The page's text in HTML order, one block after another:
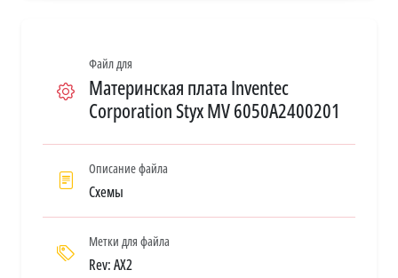
Файл для
Материнская плата Inventec
Corporation Styx MV 6050A2400201
Описание файла
Схемы
Метки для файла
Rev: AX2